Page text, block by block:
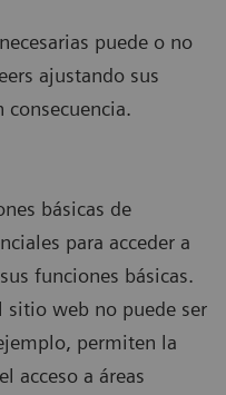
puede o no
ajustando sus
consecuencia.
básicas de
para acceder a
funciones básicas.
sitio web no puede ser
permiten la
acceso a áreas